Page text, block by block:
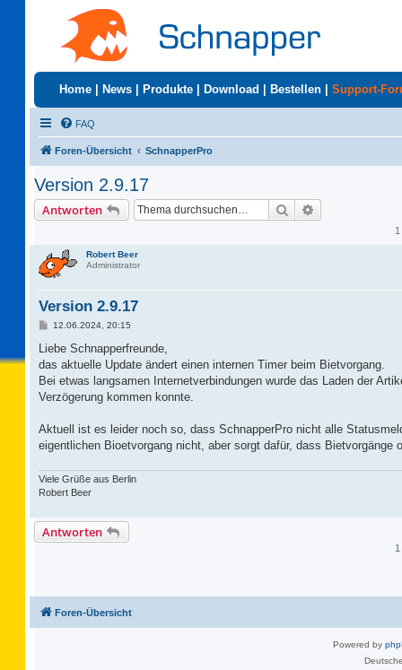
Home News Produkte Download Bestellen Support-
FAQ
Foren-Übersicht SchnapperPro
Version 2.9.17
Antworten Suche
Robert Beer
Administrator
Version 2.9.17
B
i
r
a
12.06.2024, 20:15
Liebe Schnapperfreunde,
das aktuelle Update ändert einen internen Timer beim Bietvorgang.
Bei etwas langsamen Internetverbindungen wurde das Laden der
Verzögerung kommen konnte.
Aktuell ist es leider noch so, dass SchnapperPro nicht alle
eigentlichen Bioetvorgang nicht, aber sorgt dafür, dass
Viele Grüße aus Berlin
Robert Beer
Antworten
Foren-Übersicht
Powered by